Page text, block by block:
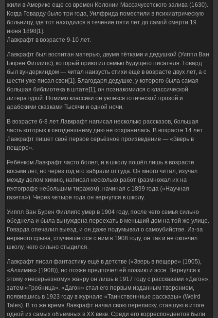
жили в Америке еще со времен Колонии Массачусетского залива (1630).
Когда Говарду было три года, Уилфрида поместили в психиатрическую
больницу, где тот находился в течение пяти лет до самой смерти 19
июня 1898[1].
Лавкрафт в возрасте 9-10 лет.
Лавкрафт был воспитан матерью, двумя тётками и дедушкой (Уиппл Ван
Бюрен Филлипс), который приютил семью будущего писателя. Говард
был вундеркиндом — читал наизусть стихи ещё в возрасте двух лет, а с
шести уже писал свои[1]. Благодаря дедушке, у которого была самая
большая библиотека в штате[1], он познакомился с классической
литературой. Помимо классики он увлёкся готической прозой и
арабскими сказками Тысячи и одной ночи.
В возрасте 6-8 лет Лавкрафт написал несколько рассказов, большая
часть которых к сегодняшнему дню не сохранилась. В возрасте 14 лет
Лавкрафт пишет своё первое серьёзное произведение — «Зверь в
пещере».
Ребёнком Лавкрафт часто болел, и в школу пошёл лишь в возрасте
восьми лет, но через год его забрали оттуда. Он много читал, изучал
между делом химию, написал несколько работ (размножал их на
гектографе небольшим тиражом), начиная с 1899 года («Научная
газета»). Через четыре года он вернулся в школу.
Уиппл Ван Бурен Филлипс умер в 1904 году, после чего семья сильно
обеднела и была вынуждена переехать в меньший дом на той же улице.
Говарда опечалил выезд, и он даже подумывал о самоубийстве. Из-за
нервного срыва, случившегося с ним в 1908 году, он так и не окончил
школу, чего сильно стыдился.
Лавкрафт писал фантастику ещё в детстве («Зверь в пещере» (1905),
«Алхимик» (1908)), но позже предпочел ей поэзию и эссе. Вернулся к
этому «несерьезному» жанру он лишь в 1917 году с рассказами «Дагон»,
затем «Гробница». «Дагон» стал его первым изданным творением,
появившись в 1923 году в журнале «Таинственнные рассказы» (Weird
Tales). В то же время Лавкрафт начал свою переписку, ставшую в итоге
одной из самых объёмных в XX веке. Среди его корреспондентов были